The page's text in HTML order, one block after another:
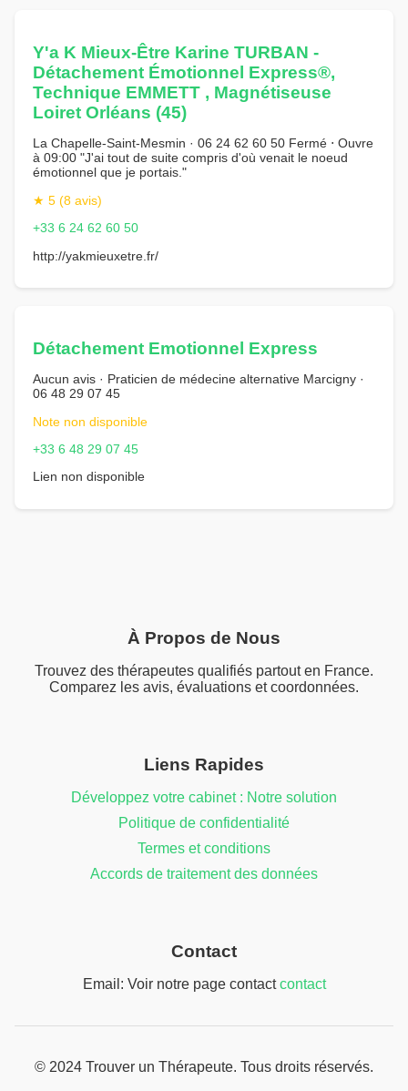
Y'a K Mieux-Être Karine TURBAN -
Détachement Émotionnel Express®,
Technique EMMETT , Magnétiseuse
Loiret Orléans (45)
La Chapelle-Saint-Mesmin · 06 24 62 60 50 Fermé ⋅ Ouvre
à 09:00 "J'ai tout de suite compris d'où venait le noeud
émotionnel que je portais."
★ 5 (8 avis)
+33 6 24 62 60 50
http://yakmieuxetre.fr/
Détachement Emotionnel Express
Aucun avis · Praticien de médecine alternative Marcigny ·
06 48 29 07 45
Note non disponible
+33 6 48 29 07 45
Lien non disponible
À Propos de Nous
Trouvez des thérapeutes qualifiés partout en France.
Comparez les avis, évaluations et coordonnées.
Liens Rapides
Développez votre cabinet : Notre solution
Politique de confidentialité
Termes et conditions
Accords de traitement des données
Contact
Email: Voir notre page contactcontact
© 2024 Trouver un Thérapeute. Tous droits réservés.